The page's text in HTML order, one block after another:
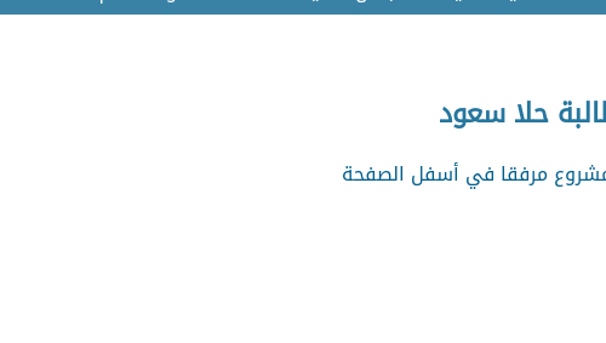
حلا سعود
مرفقا في أسفل الصفحة